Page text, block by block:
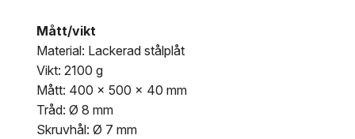
Mått/vikt
Material: Lackerad stålplåt
Vikt: 2100 g
Mått: 400 x 500 x 40 mm
Tråd: Ø 8 mm
Skruvhål: Ø 7 mm